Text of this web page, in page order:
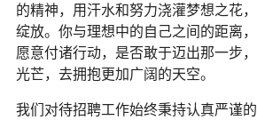
的精神，用汗水和努力浇灌梦想之花
绽放。你与理想中的自己之间的距离
愿意付诸行动，是否敢于迈出那一步
光芒，去拥抱更加广阔的天空。
我们对待招聘工作始终秉持认真严谨